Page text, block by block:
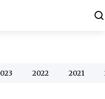
2023 2022 2021